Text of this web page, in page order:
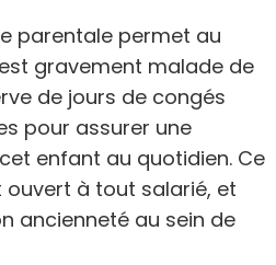
parentale permet au
gravement malade de
de jours de congés
pour assurer une
enfant au quotidien. Ce
à tout salarié, et
ancienneté au sein de